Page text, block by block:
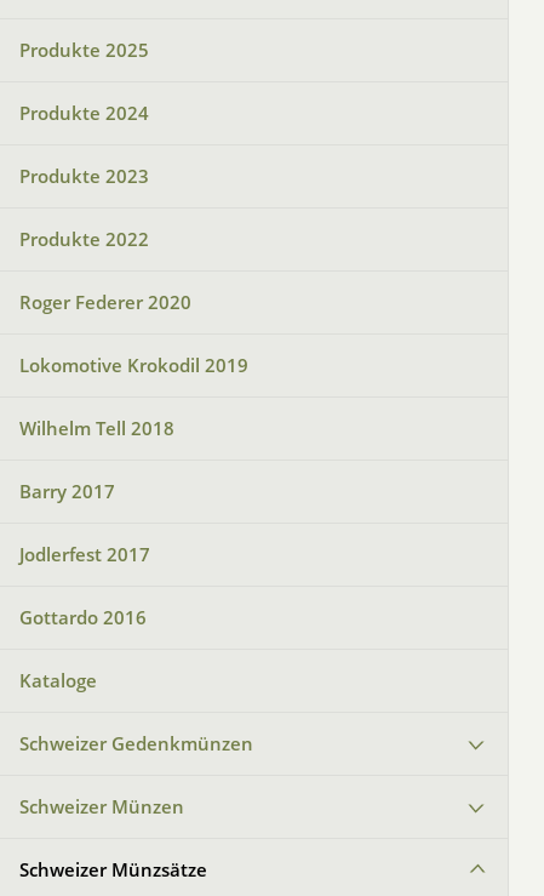
Produkte 2025
Produkte 2024
Produkte 2023
Produkte 2022
Roger Federer 2020
Lokomotive Krokodil 2019
Wilhelm Tell 2018
Barry 2017
Jodlerfest 2017
Gottardo 2016
Kataloge
Schweizer Gedenkmünzen
Schweizer Münzen
Schweizer Münzsätze